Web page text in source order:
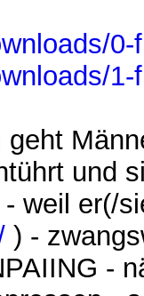
und
weil er(/
) -
-